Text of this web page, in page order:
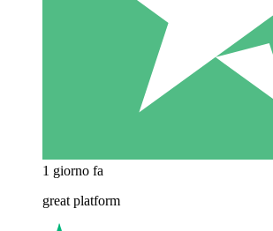
1 giorno fa
great platform